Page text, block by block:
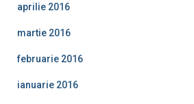
aprilie 2016
martie 2016
februarie 2016
ianuarie 2016